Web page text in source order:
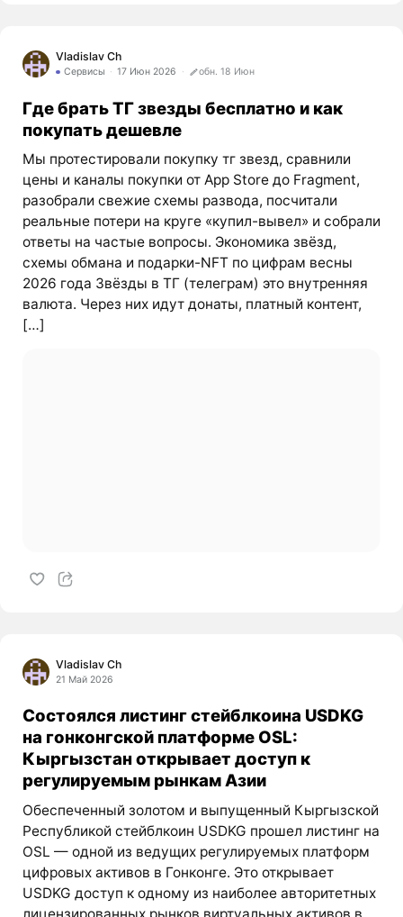
Vladislav Ch
Сервисы 17 Июн 2026 обн. 18 Июн
Где брать ТГ звезды бесплатно и как
покупать дешевле
Мы протестировали покупку тг звезд, сравнили
цены и каналы покупки от App Store до Fragment,
разобрали свежие схемы развода, посчитали
реальные потери на круге «купил-вывел» и собрали
ответы на частые вопросы. Экономика звёзд,
схемы обмана и подарки-NFT по цифрам весны
2026 года Звёзды в ТГ (телеграм) это внутренняя
валюта. Через них идут донаты, платный контент,
[…]
Vladislav Ch
21 Май 2026
Состоялся листинг стейблкоина USDKG
на гонконгской платформе OSL:
Кыргызстан открывает доступ к
регулируемым рынкам Азии
Обеспеченный золотом и выпущенный Кыргызской
Республикой стейблкоин USDKG прошел листинг на
OSL — одной из ведущих регулируемых платформ
цифровых активов в Гонконге. Это открывает
USDKG доступ к одному из наиболее авторитетных